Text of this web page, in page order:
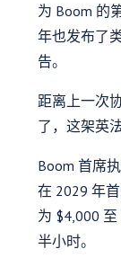
为 Boom 的
年也发布了
告。
距离上一次
了，这架英
Boom 首席
在 2029 年
为 $4,000
半小时。